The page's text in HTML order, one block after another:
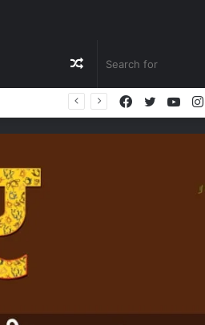
Random
Article
Twitter
Facebook